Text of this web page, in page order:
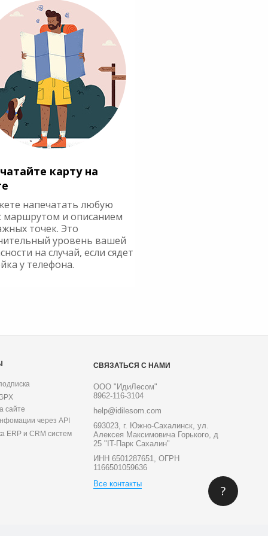
карту на
напечатать любую
маршрутом и описанием
точек. Это
уровень вашей
на случай, если сядет
у телефона.
сайте
через API
ERP и CRM систем
СВЯЗАТЬСЯ С НАМИ
ООО "ИдиЛесом"
8962-116-3104
help@idilesom.com
693023, г. Южно-Сахалинск, ул.
Алексея Максимовича Горького, д
25 "IT-Парк Сахалин"
ИНН 6501287651, ОГРН
1166501059636
Все контакты
?